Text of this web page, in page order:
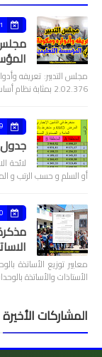
01
مجلس
مجلس التدبير: تعريفه
2.02.376 بمثابة نظام أساسي خاص بمؤسسا…
19
جدول
لائحة
أو السلم و حسب الرتب و
20
معايير توزيع الأساتذة
الأستاذات والأساتذة
المشاركات الأخيرة